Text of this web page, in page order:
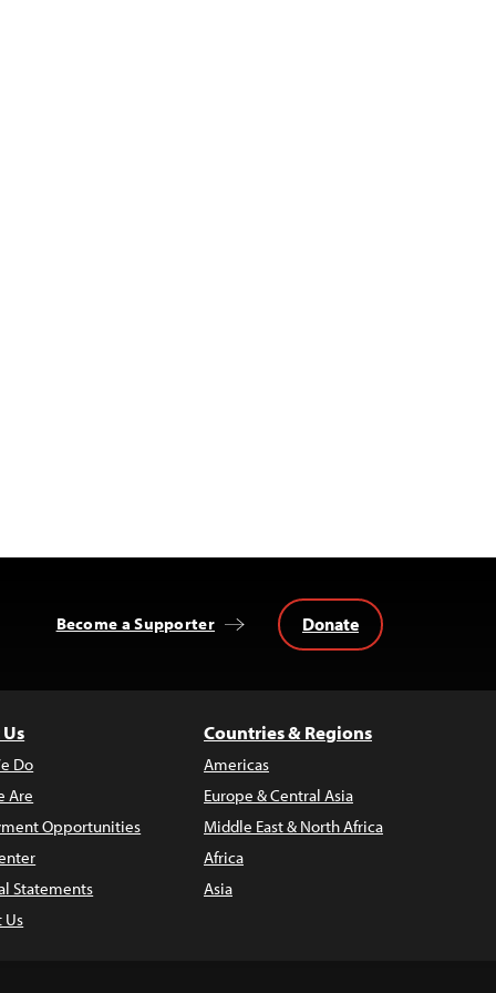
Become a Supporter Donate
Do
Are
Opportunities
Statements
Us
Countries & Regions
Americas
Europe & Central Asia
Middle East & North Africa
Africa
Asia